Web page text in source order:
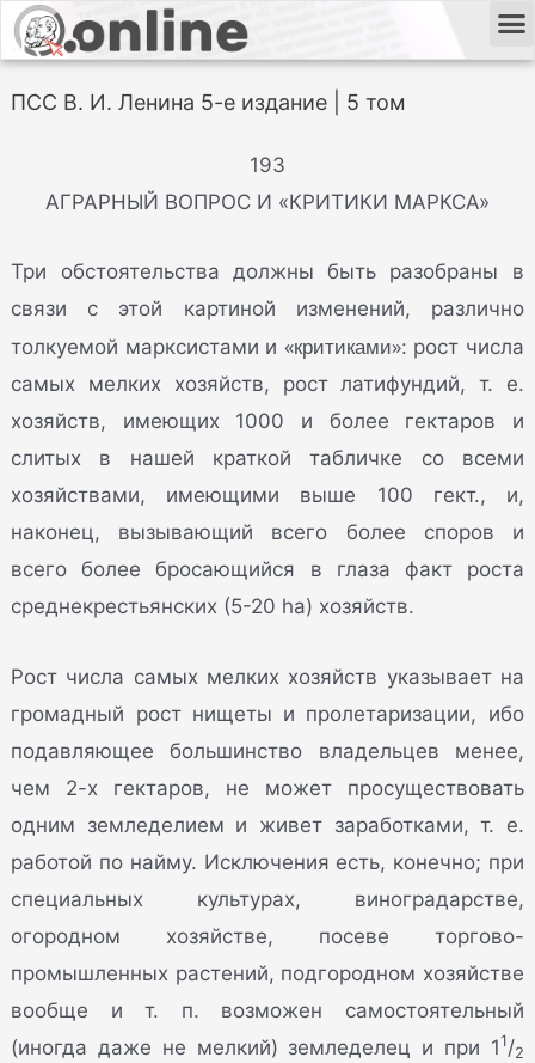
ПСС В. И. Ленина 5-е издание | 5 том
193
АГРАРНЫЙ ВОПРОС И «КРИТИКИ МАРКСА»
Три обстоятельства должны быть разобраны в
связи с этой картиной изменений, различно
толкуемой марксистами и «критиками»: рост числа
самых мелких хозяйств, рост латифундий, т. е.
хозяйств, имеющих 1000 и более гектаров и
слитых в нашей краткой табличке со всеми
хозяйствами, имеющими выше 100 гект., и,
наконец, вызывающий всего более споров и
всего более бросающийся в глаза факт роста
среднекрестьянских (5-20 ha) хозяйств.
Рост числа самых мелких хозяйств указывает на
громадный рост нищеты и пролетаризации, ибо
подавляющее большинство владельцев менее,
чем 2-х гектаров, не может просуществовать
одним земледелием и живет заработками, т. е.
работой по найму. Исключения есть, конечно; при
специальных культурах, виноградарстве,
огородном хозяйстве, посеве торгово-
промышленных растений, подгородном хозяйстве
вообще и т. п. возможен самостоятельный
(иногда даже не мелкий) земледелец и при 11/2